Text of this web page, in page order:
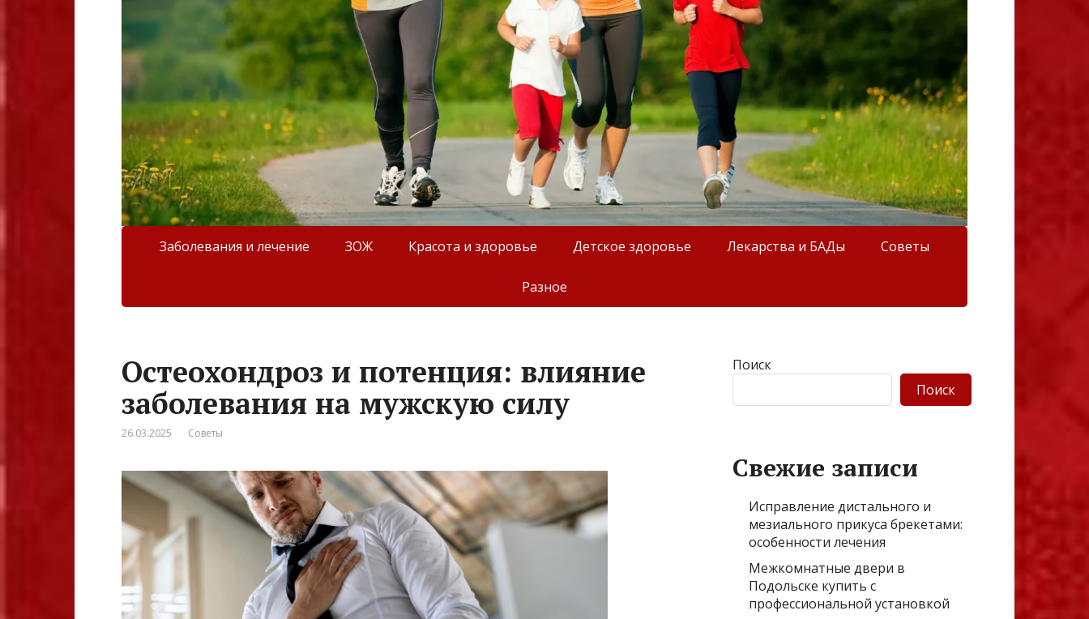
Заболевания и лечение ЗОЖ Красота и здоровье Детское здоровье Лекарства и БАДы Советы
Разное
Остеохондроз и потенция: влияние
заболевания на мужскую силу
26.03.2025 Советы
Поиск
Поиск
Свежие записи
Исправление дистального и
мезиального прикуса брекетами:
особенности лечения
Межкомнатные двери в
Подольске купить с
профессиональной установкой